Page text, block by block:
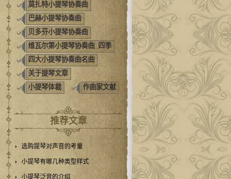
莫扎特小提琴协奏曲
巴赫小提琴协奏曲
贝多芬小提琴协奏曲
维瓦尔第小提琴协奏曲_四季
四大小提琴协奏曲名曲
关于提琴文章
小提琴体裁
作曲家文献
推荐文章
选购提琴对声音的考量
小提琴有哪几种类型样式
小提琴泛音的介绍